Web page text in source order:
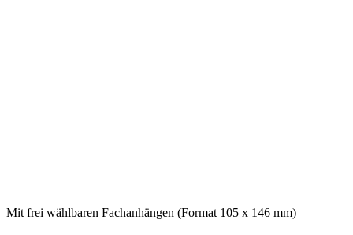
Mit frei wählbaren Fachanhängen (Format 105 x 146 mm)